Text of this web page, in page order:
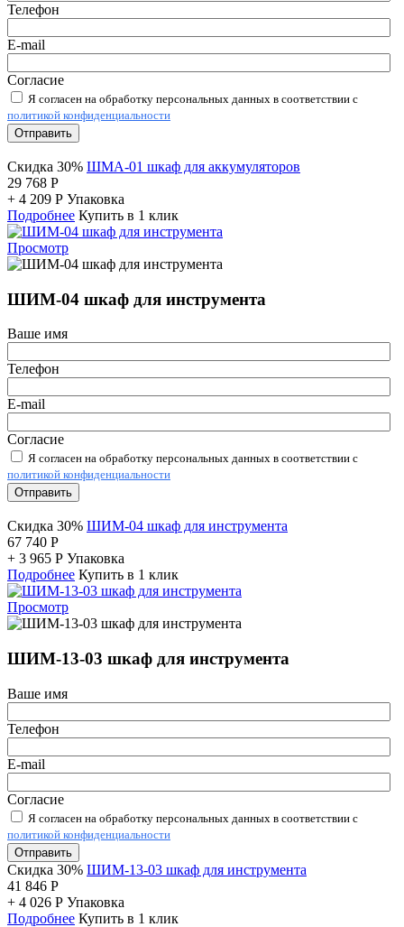
Телефон
E-mail
Согласие
Я согласен на обработку персональных данных в соответствии с
политикой конфиденциальности
Отправить
Скидка 30% ШМА-01 шкаф для аккумуляторов
29 768 Р
+ 4 209 Р Упаковка
Подробнее Купить в 1 клик
Просмотр
ШИМ-04 шкаф для инструмента
Ваше имя
Телефон
E-mail
Согласие
Я согласен на обработку персональных данных в соответствии с
политикой конфиденциальности
Отправить
Скидка 30% ШИМ-04 шкаф для инструмента
67 740 Р
+ 3 965 Р Упаковка
Подробнее Купить в 1 клик
Просмотр
ШИМ-13-03 шкаф для инструмента
Ваше имя
Телефон
E-mail
Согласие
Я согласен на обработку персональных данных в соответствии с
политикой конфиденциальности
Отправить
Скидка 30% ШИМ-13-03 шкаф для инструмента
41 846 Р
+ 4 026 Р Упаковка
Подробнее Купить в 1 клик